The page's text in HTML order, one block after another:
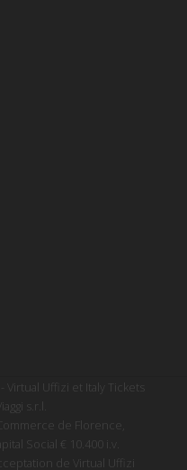
Uffizi et Italy Tickets
s.r.l.
de Florence,
Social € 10.400 i.v.
de Virtual Uffizi